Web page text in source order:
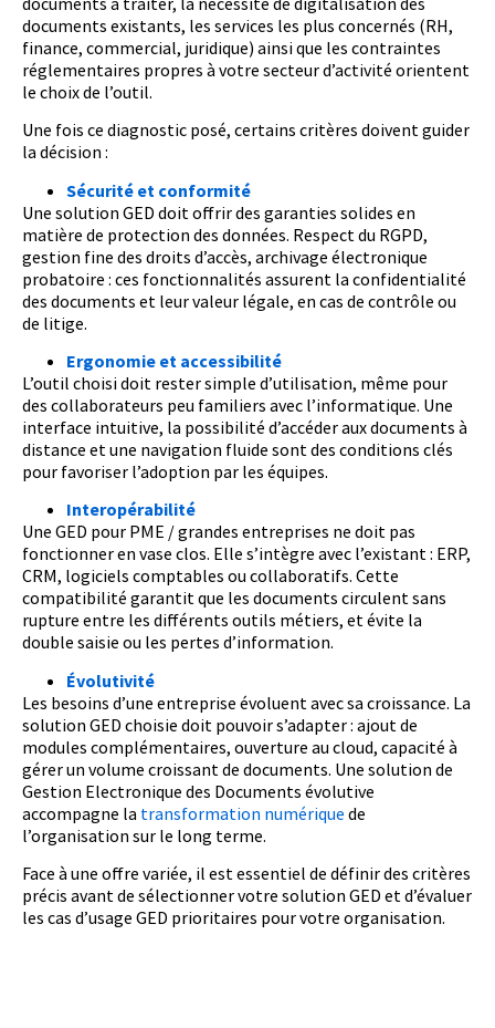
documents existants, les services les plus concernés (RH,
finance, commercial, juridique) ainsi que les contraintes
réglementaires propres à votre secteur d’activité orientent
le choix de l’outil.
Une fois ce diagnostic posé, certains critères doivent guider
la décision :
Sécurité et conformité
Une solution GED doit offrir des garanties solides en
matière de protection des données. Respect du RGPD,
gestion fine des droits d’accès, archivage électronique
probatoire : ces fonctionnalités assurent la confidentialité
des documents et leur valeur légale, en cas de contrôle ou
de litige.
Ergonomie et accessibilité
L’outil choisi doit rester simple d’utilisation, même pour
des collaborateurs peu familiers avec l’informatique. Une
interface intuitive, la possibilité d’accéder aux documents à
distance et une navigation fluide sont des conditions clés
pour favoriser l’adoption par les équipes.
Interopérabilité
Une GED pour PME / grandes entreprises ne doit pas
fonctionner en vase clos. Elle s’intègre avec l’existant : ERP,
CRM, logiciels comptables ou collaboratifs. Cette
compatibilité garantit que les documents circulent sans
rupture entre les différents outils métiers, et évite la
double saisie ou les pertes d’information.
Évolutivité
Les besoins d’une entreprise évoluent avec sa croissance. La
solution GED choisie doit pouvoir s’adapter : ajout de
modules complémentaires, ouverture au cloud, capacité à
gérer un volume croissant de documents. Une solution de
Gestion Electronique des Documents évolutive
accompagne la transformation numérique de
l’organisation sur le long terme.
Face à une offre variée, il est essentiel de définir des critères
précis avant de sélectionner votre solution GED et d’évaluer
les cas d’usage GED prioritaires pour votre organisation.